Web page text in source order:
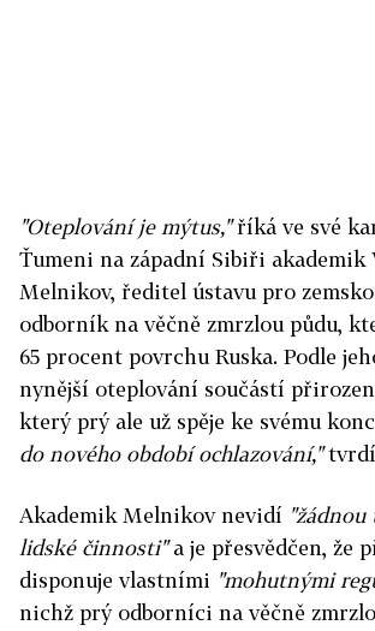
"Oteplování je mýtus,"říká ve své
Ťumeni na západní Sibiři akademik
Melnikov, ředitel ústavu pro
odborník na věčně zmrzlou půdu,
65 procent povrchu Ruska. Podle
nynější oteplování součástí
který prý ale už spěje ke svému
do nového období ochlazování,"
Akademik Melnikov nevidí
lidské činnosti"a je přesvědčen, že
disponuje vlastními "mohutnými
nichž prý odborníci na věčně